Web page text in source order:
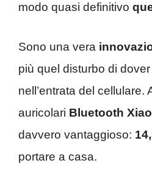
modo quasi definitivo
Sono una vera
più quel disturbo di
nell’entrata del cellulare.
auricolari Bluetooth
davvero vantaggioso:
portare a casa.